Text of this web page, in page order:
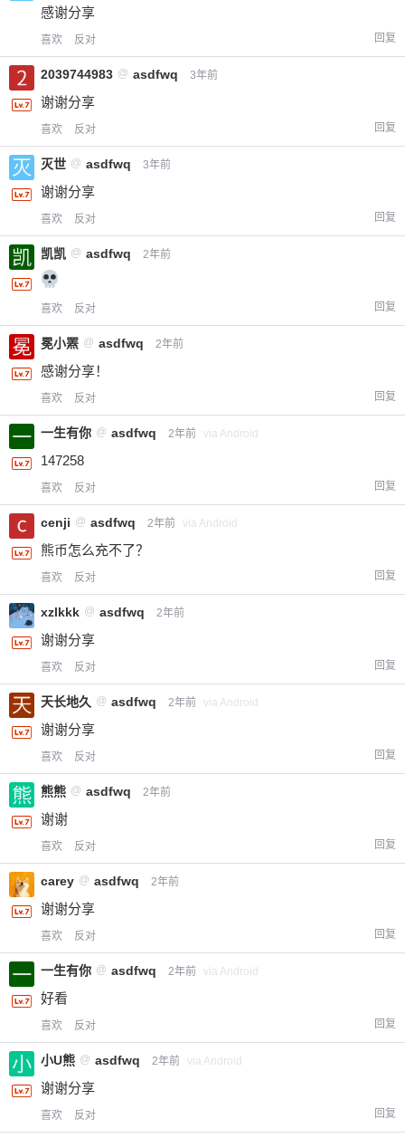
感谢分享
喜欢 反对 回复
2039744983 @ asdfwq 3年前
谢谢分享
喜欢 反对 回复
灭世 @ asdfwq 3年前
谢谢分享
喜欢 反对 回复
凯凯 @ asdfwq 2年前
喜欢 反对 回复
冕小罴 @ asdfwq 2年前
感谢分享！
喜欢 反对 回复
一生有你 @ asdfwq 2年前 via Android
147258
喜欢 反对 回复
cenji @ asdfwq 2年前 via Android
熊币怎么充不了？
喜欢 反对 回复
xzlkkk @ asdfwq 2年前
谢谢分享
喜欢 反对 回复
天长地久 @ asdfwq 2年前 via Android
谢谢分享
喜欢 反对 回复
熊熊 @ asdfwq 2年前
谢谢
喜欢 反对 回复
carey @ asdfwq 2年前
谢谢分享
喜欢 反对 回复
一生有你 @ asdfwq 2年前 via Android
好看
喜欢 反对 回复
小U熊 @ asdfwq 2年前 via Android
谢谢分享
喜欢 反对 回复